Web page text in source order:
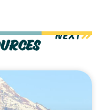
NEXT